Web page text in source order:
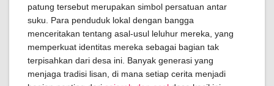
patung tersebut merupakan simbol persatuan antar
suku. Para penduduk lokal dengan bangga
menceritakan tentang asal-usul leluhur mereka, yang
memperkuat identitas mereka sebagai bagian tak
terpisahkan dari desa ini. Banyak generasi yang
menjaga tradisi lisan, di mana setiap cerita menjadi